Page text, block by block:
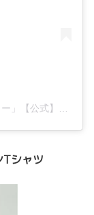
Tシャツ